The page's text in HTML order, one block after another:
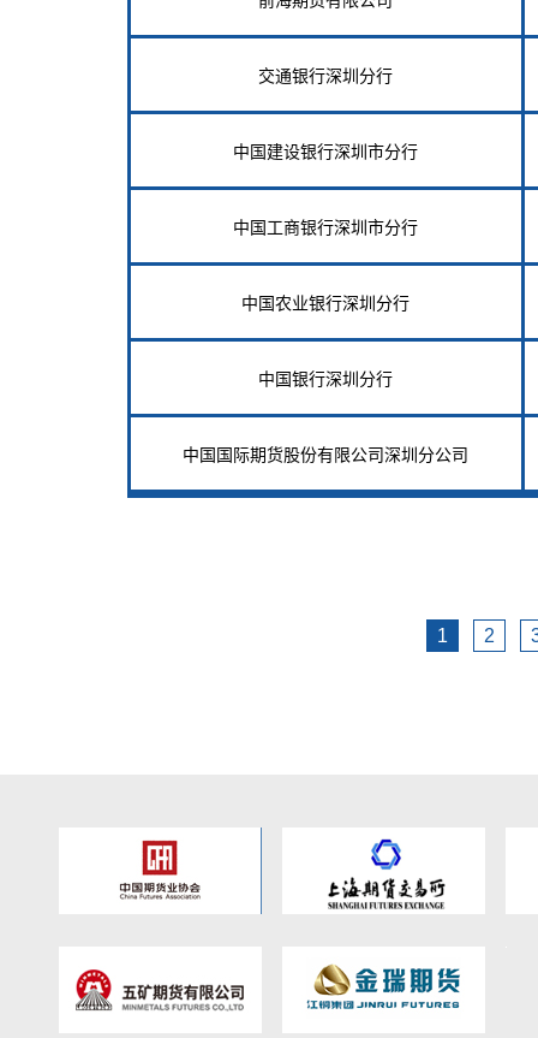
交通银行深圳分行
中国建设银行深圳市分行
中国工商银行深圳市分行
中国农业银行深圳分行
中国银行深圳分行
中国国际期货股份有限公司深圳分公司
1 2